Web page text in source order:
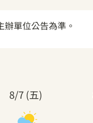
單位公告為準。
8/7 (五)